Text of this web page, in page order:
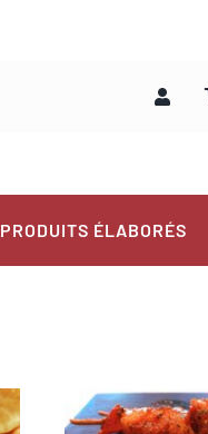
PRODUITS ÉLABORÉS